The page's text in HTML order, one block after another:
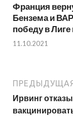
Франция
Бензема и
победу в Лиге
11.10.2021
Ирвинг